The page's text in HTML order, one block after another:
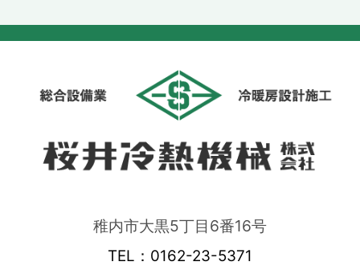
稚内市大黒5丁目6番16号
TEL：0162-23-5371